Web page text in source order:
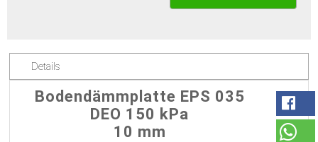
Details
Bodendämmplatte EPS 035
DEO 150 kPa
10 mm